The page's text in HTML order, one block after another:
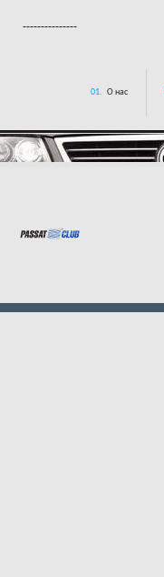
---------------
01. О нас